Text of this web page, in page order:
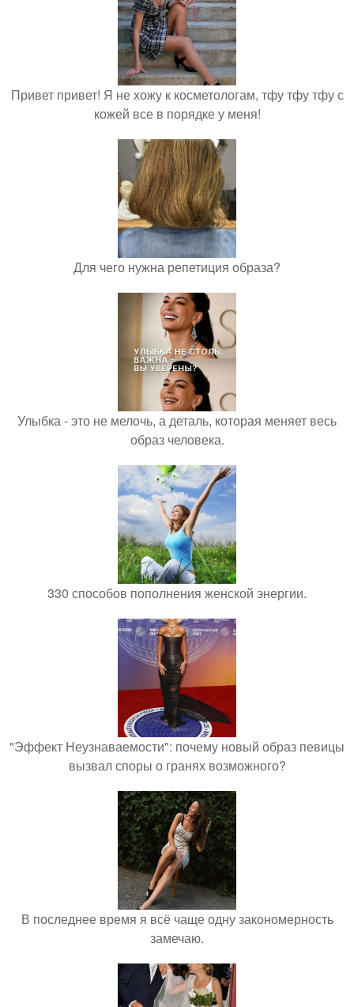
Привет привет! Я не хожу к косметологам, тфу тфу тфу с
кожей все в порядке у меня!
Для чего нужна репетиция образа?
Улыбка - это не мелочь, а деталь, которая меняет весь
образ человека.
330 способов пополнения женской энергии.
"Эффект Неузнаваемости": почему новый образ певицы
вызвал споры о гранях возможного?
В последнее время я всё чаще одну закономерность
замечаю.